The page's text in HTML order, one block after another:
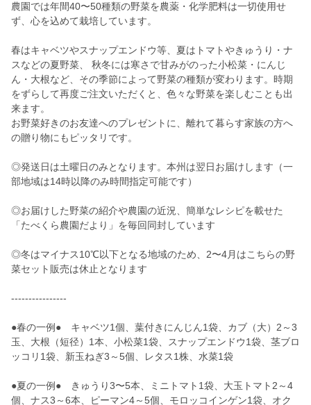
農園では年間40〜50種類の野菜を農薬・化学肥料は一切使用せ
ず、心を込めて栽培しています。
春はキャベツやスナップエンドウ等、夏はトマトやきゅうり・ナ
スなどの夏野菜、 秋冬には寒さで甘みがのった小松菜・にんじ
ん・大根など、その季節によって野菜の種類が変わります。時期
をずらして再度ご注文いただくと、色々な野菜を楽しむことも出
来ます。
お野菜好きのお友達へのプレゼントに、離れて暮らす家族の方へ
の贈り物にもピッタリです。
◎発送日は土曜日のみとなります。本州は翌日お届けします（一
部地域は14時以降のみ時間指定可能です）
◎お届けした野菜の紹介や農園の近況、簡単なレシピを載せた
「たべくら農園だより」を毎回同封しています
◎冬はマイナス10℃以下となる地域のため、2〜4月はこちらの野
菜セット販売は休止となります
----------------
●春の一例● キャベツ1個、葉付きにんじん1袋、カブ（大）2～3
玉、大根（短径）1本、小松菜1袋、スナップエンドウ1袋、茎ブロ
ッコリ1袋、新玉ねぎ3～5個、レタス1株、水菜1袋
●夏の一例● きゅうり3〜5本、ミニトマト1袋、大玉トマト2～4
個、ナス3～6本、ピーマン4～5個、モロッコインゲン1袋、オク